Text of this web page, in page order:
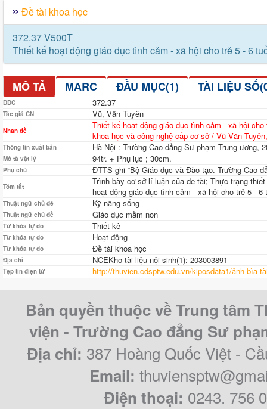
Đề tài khoa học
372.37 V500T
Thiết kế hoạt động giáo dục tình cảm - xã hội cho trẻ 5 - 6
MÔ TẢ MARC ĐẦU MỤC(1) TÀI LIỆU
DDC 372.37
Tác giả CN Vũ, Văn Tuyên
Nhan đề
Thiết kế hoạt động giáo dục tình cảm - xã hội
khoa học và công nghệ cấp cơ sở / Vũ Văn
Thông tin xuất bản Hà Nội : Trường Cao đẳng Sư phạm Trung ương,
Mô tả vật lý 94tr. + Phụ lục ; 30cm.
Phụ chú ĐTTS ghi “Bộ Giáo dục và Đào tạo. Trường Cao
Tóm tắt
Trình bày cơ sở lí luận của đề tài; Thực trạng
hoạt động giáo dục tình cảm - xã hội cho trẻ 5 -
Thuật ngữ chủ đề Kỹ năng sống
Thuật ngữ chủ đề Giáo dục mầm non
Từ khóa tự do Thiết kê
Từ khóa tự do Hoạt động
Từ khóa tự do Đề tài khoa học
Địa chỉ NCEKho tài liệu nội sinh(1): 203003891
Tệp tin điện tử http://thuvien.cdsptw.edu.vn/kiposdata1/ảnh bìa
Bản quyền thuộc về Trung tâm
viện - Trường Cao đẳng Sư
Địa chỉ: 387 Hoàng Quốc Việt -
Email:
Điện thoại: 0243. 756